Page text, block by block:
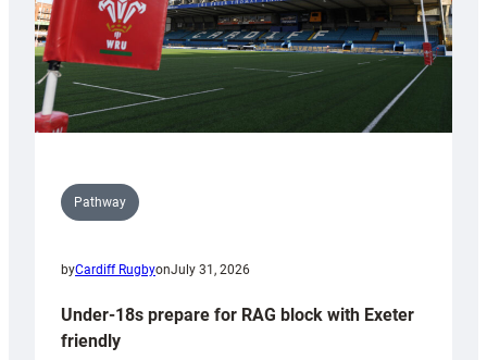
Pathway
byCardiff RugbyonJuly 31, 2026
Under-18s prepare for RAG block with Exeter
friendly